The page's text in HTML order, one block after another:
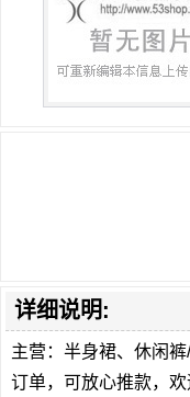
详细说明:
主营：半身裙、休闲
订单，可放心推款，